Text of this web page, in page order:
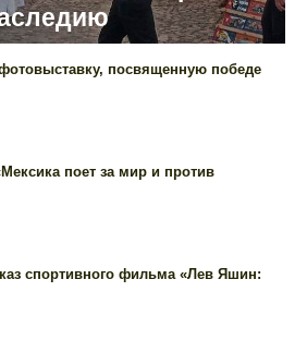
посвященную победе
поет за мир и против
спортивного фильма «Лев Яшин: